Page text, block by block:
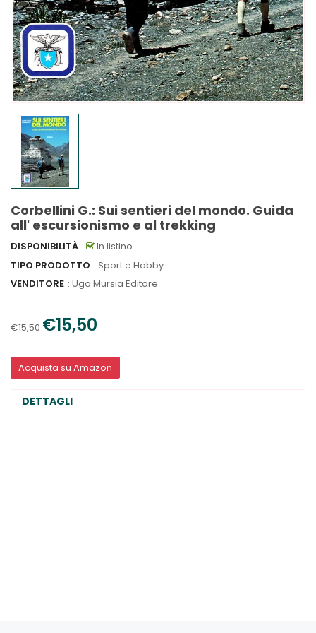
Corbellini G.: Sui sentieri del mondo. Guida
all' escursionismo e al trekking
DISPONIBILITÀ :
In listino
TIPO PRODOTTO : Sport e Hobby
VENDITORE : Ugo Mursia Editore
€15,50 €15,50
Acquista su Amazon
DETTAGLI